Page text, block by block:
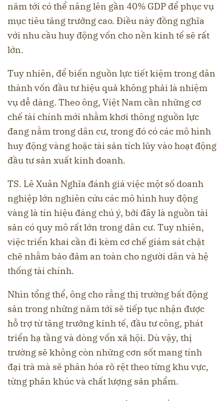
năm tới có thể nâng lên gần 40% GDP để phục vụ
mục tiêu tăng trưởng cao. Điều này đồng nghĩa
với nhu cầu huy động vốn cho nền kinh tế sẽ rất
lớn.
Tuy nhiên, để biến nguồn lực tiết kiệm trong dân
thành vốn đầu tư hiệu quả không phải là nhiệm
vụ dễ dàng. Theo ông, Việt Nam cần những cơ
chế tài chính mới nhằm khơi thông nguồn lực
đang nằm trong dân cư, trong đó có các mô hình
huy động vàng hoặc tài sản tích lũy vào hoạt động
đầu tư sản xuất kinh doanh.
TS. Lê Xuân Nghĩa đánh giá việc một số doanh
nghiệp lớn nghiên cứu các mô hình huy động
vàng là tín hiệu đáng chú ý, bởi đây là nguồn tài
sản có quy mô rất lớn trong dân cư. Tuy nhiên,
việc triển khai cần đi kèm cơ chế giám sát chặt
chẽ nhằm bảo đảm an toàn cho người dân và hệ
thống tài chính.
Nhìn tổng thể, ông cho rằng thị trường bất động
sản trong những năm tới sẽ tiếp tục nhận được
hỗ trợ từ tăng trưởng kinh tế, đầu tư công, phát
triển hạ tầng và dòng vốn xã hội. Dù vậy, thị
trường sẽ không còn những cơn sốt mang tính
đại trà mà sẽ phân hóa rõ rệt theo từng khu vực,
từng phân khúc và chất lượng sản phẩm.